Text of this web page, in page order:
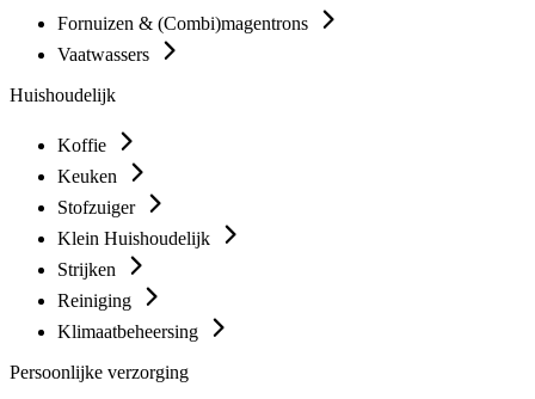
Fornuizen & (Combi)magentrons
Vaatwassers
Huishoudelijk
Koffie
Keuken
Stofzuiger
Klein Huishoudelijk
Strijken
Reiniging
Klimaatbeheersing
Persoonlijke verzorging